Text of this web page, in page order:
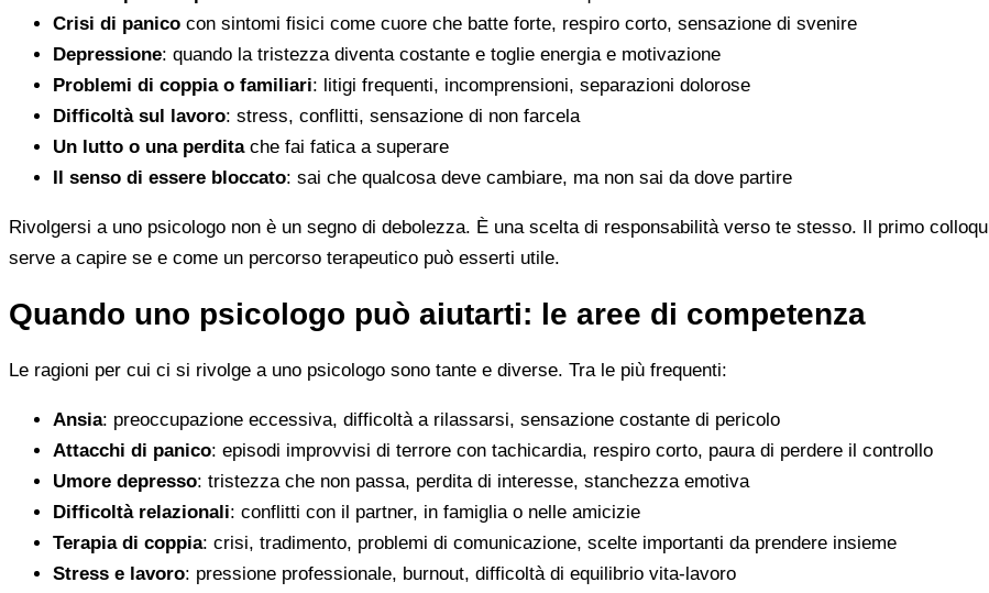
Crisi di panico con sintomi fisici come cuore che batte forte, respiro corto, sensazione di svenire
Depressione: quando la tristezza diventa costante e toglie energia e motivazione
Problemi di coppia o familiari: litigi frequenti, incomprensioni, separazioni dolorose
Difficoltà sul lavoro: stress, conflitti, sensazione di non farcela
Un lutto o una perditache fai fatica a superare
Il senso di essere bloccato: sai che qualcosa deve cambiare, ma non sai da dove partire
Rivolgersi a uno psicologo non è un segno di debolezza. È una scelta di responsabilità verso te stesso. Il primo
serve a capire se e come un percorso terapeutico può esserti utile.
Quando uno psicologo può aiutarti: le aree di competenza
Le ragioni per cui ci si rivolge a uno psicologo sono tante e diverse. Tra le più frequenti:
Ansia: preoccupazione eccessiva, difficoltà a rilassarsi, sensazione costante di pericolo
Attacchi di panico: episodi improvvisi di terrore con tachicardia, respiro corto, paura di perdere il controllo
Umore depresso: tristezza che non passa, perdita di interesse, stanchezza emotiva
Difficoltà relazionali: conflitti con il partner, in famiglia o nelle amicizie
Terapia di coppia: crisi, tradimento, problemi di comunicazione, scelte importanti da prendere insieme
Stress e lavoro: pressione professionale, burnout, difficoltà di equilibrio vita-lavoro